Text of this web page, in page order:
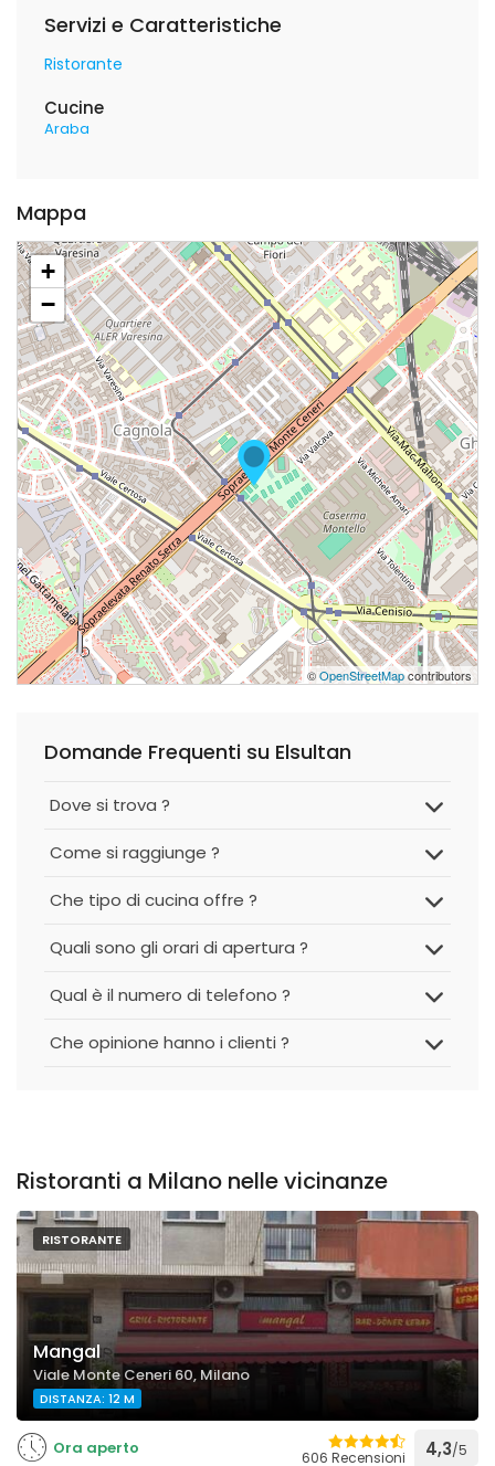
Servizi e Caratteristiche
Ristorante
Cucine
Araba
Mappa
+
−
©OpenStreetMapcontributors
Domande Frequenti su Elsultan
Dove si trova ?
Come si raggiunge ?
Che tipo di cucina offre ?
Quali sono gli orari di apertura ?
Qual è il numero di telefono ?
Che opinione hanno i clienti ?
Ristoranti a Milano nelle vicinanze
RISTORANTE
Mangal
Viale Monte Ceneri 60, Milano
DISTANZA: 12 M
Ora aperto 606 Recensioni 4,3/5